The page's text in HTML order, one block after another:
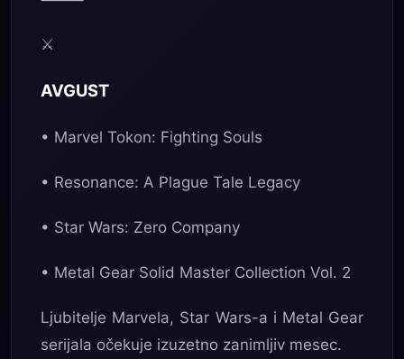
⚔️
AVGUST
• Marvel Tokon: Fighting Souls
• Resonance: A Plague Tale Legacy
• Star Wars: Zero Company
• Metal Gear Solid Master Collection Vol. 2
Ljubitelje Marvela, Star Wars-a i Metal Gear
serijala očekuje izuzetno zanimljiv mesec.